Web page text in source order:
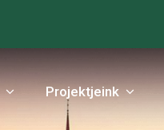
Projektjeink